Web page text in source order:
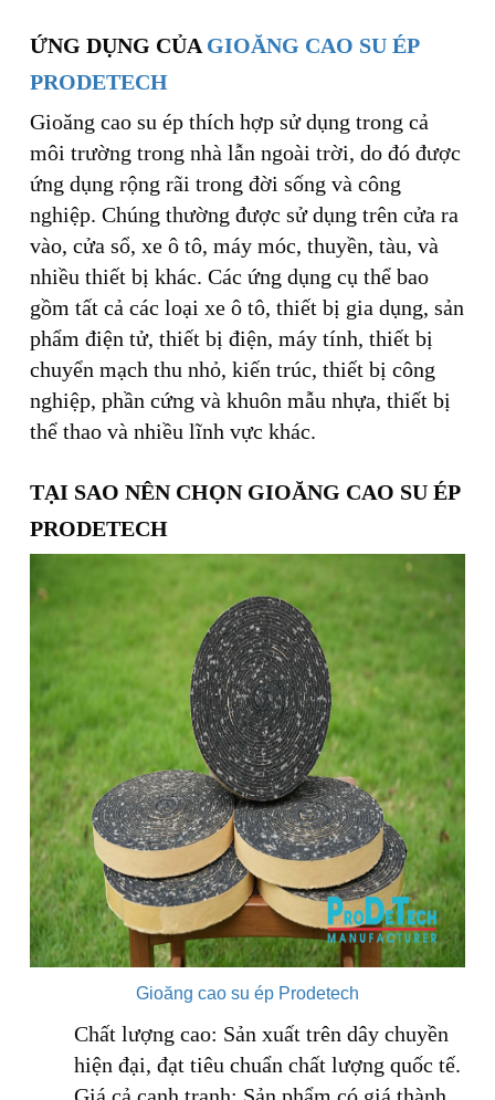
ỨNG DỤNG CỦA GIOĂNG CAO SU ÉP
PRODETECH
Gioăng cao su ép thích hợp sử dụng trong cả
môi trường trong nhà lẫn ngoài trời, do đó được
ứng dụng rộng rãi trong đời sống và công
nghiệp. Chúng thường được sử dụng trên cửa ra
vào, cửa sổ, xe ô tô, máy móc, thuyền, tàu, và
nhiều thiết bị khác. Các ứng dụng cụ thể bao
gồm tất cả các loại xe ô tô, thiết bị gia dụng, sản
phẩm điện tử, thiết bị điện, máy tính, thiết bị
chuyển mạch thu nhỏ, kiến trúc, thiết bị công
nghiệp, phần cứng và khuôn mẫu nhựa, thiết bị
thể thao và nhiều lĩnh vực khác.
TẠI SAO NÊN CHỌN GIOĂNG CAO SU ÉP
PRODETECH
Gioăng cao su ép Prodetech
Chất lượng cao: Sản xuất trên dây chuyền
hiện đại, đạt tiêu chuẩn chất lượng quốc tế.